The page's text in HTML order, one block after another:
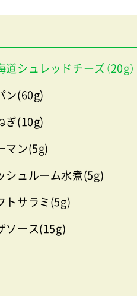
道シュレッドチーズ（20g）
ン(60g)
ぎ(10g)
マン(5g)
シュルーム水煮(5g)
トサラミ(5g)
ソース(15g)